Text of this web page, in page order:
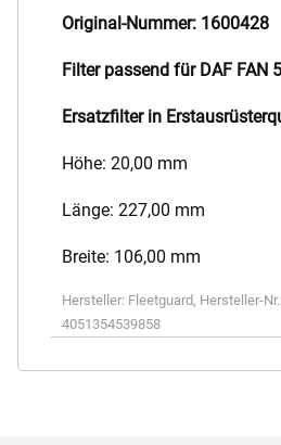
Original-Nummer: 1600428
Filter passend für DAF FAN
Ersatzfilter in
Höhe: 20,00 mm
Länge: 227,00 mm
Breite: 106,00 mm
Hersteller: Fleetguard, Hersteller-Nr.:
4051354539858